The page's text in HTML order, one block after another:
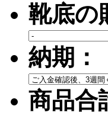
靴底の
納期：
商品合